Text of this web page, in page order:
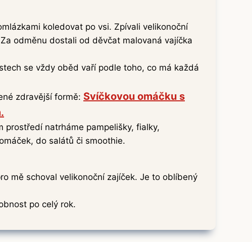
koledovat po vsi. Zpívali velikonoční
odměnu dostali od děvčat malovaná vajíčka
se vždy oběd vaří podle toho, co má každá
zdravější formě: Svíčkovou omáčku s
prostředí natrháme pampelišky, fialky,
do salátů či smoothie.
mě schoval velikonoční zajíček. Je to oblíbený
po celý rok.